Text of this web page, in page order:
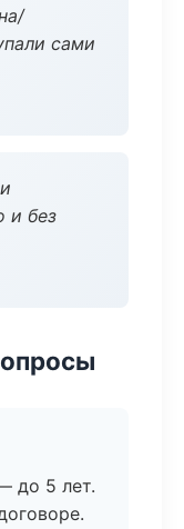
сами
и без
до 5 лет.